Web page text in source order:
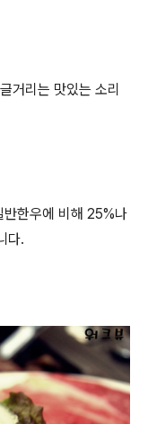
거리는 맛있는 소리
반한우에 비해 25%나
다.